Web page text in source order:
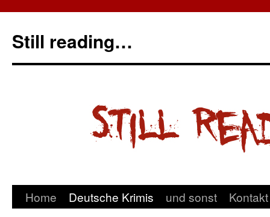
Still reading…
Home Deutsche Krimis und sonst Kontakt